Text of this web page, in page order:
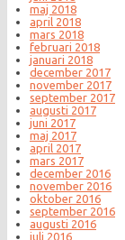
maj 2018
april 2018
mars 2018
februari 2018
januari 2018
december 2017
november 2017
september 2017
augusti 2017
juni 2017
maj 2017
april 2017
mars 2017
december 2016
november 2016
oktober 2016
september 2016
augusti 2016
juli 2016